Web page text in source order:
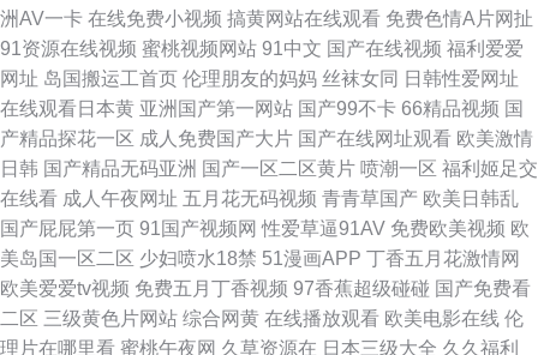
洲AV一卡 在线免费小视频 搞黄网站在线观看 免费色情A片网扯
91资源在线视频 蜜桃视频网站 91中文 国产在线视频 福利爱爱
网址 岛国搬运工首页 伦理朋友的妈妈 丝袜女同 日韩性爱网址
在线观看日本黄 亚洲国产第一网站 国产99不卡 66精品视频 国
产精品探花一区 成人免费国产大片 国产在线网址观看 欧美激情
日韩 国产精品无码亚洲 国产一区二区黄片 喷潮一区 福利姬足交
在线看 成人午夜网址 五月花无码视频 青青草国产 欧美日韩乱
国产屁屁第一页 91国产视频网 性爱草逼91AV 免费欧美视频 欧
美岛国一区二区 少妇喷水18禁 51漫画APP 丁香五月花激情网
欧美爱爱tv视频 免费五月丁香视频 97香蕉超级碰碰 国产免费看
二区 三级黄色片网站 综合网黄 在线播放观看 欧美电影在线 伦
理片在哪里看 蜜桃午夜网 久草资源在 日本三级大全 久久福利